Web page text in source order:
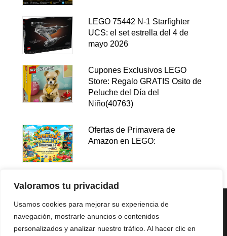
Valoramos tu privacidad
Usamos cookies para mejorar su experiencia de
navegación, mostrarle anuncios o contenidos
personalizados y analizar nuestro tráfico. Al hacer clic en
LEGO 75442 N-1 Starfighter
UCS: el set estrella del 4 de
mayo 2026
Cupones Exclusivos LEGO
Store: Regalo GRATIS Osito de
Peluche del Día del
Niño(40763)
Ofertas de Primavera de
Amazon en LEGO: